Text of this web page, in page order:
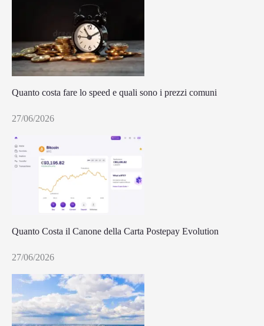
Quanto costa fare lo speed e quali sono i prezzi comuni
27/06/2026
Quanto Costa il Canone della Carta Postepay Evolution
27/06/2026